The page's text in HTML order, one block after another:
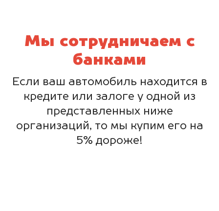
Мы сотрудничаем с
банками
Если ваш автомобиль находится в
кредите или залоге у одной из
представленных ниже
организаций, то мы купим его на
5% дороже!